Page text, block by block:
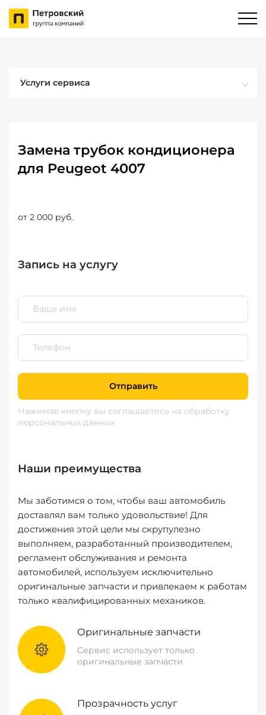
Услуги сервиса
Замена трубок кондиционера
для Peugeot 4007
от 2 000 руб.
Запись на услугу
Отправить
Нажимая кнопку вы соглашаетесь на обработку
персональных данных
Наши преимущества
Мы заботимся о том, чтобы ваш автомобиль
доставлял вам только удовольствие! Для
достижения этой цели мы скрупулезно
выполняем, разработанный производителем,
регламент обслуживания и ремонта
автомобилей, используем исключительно
оригинальные запчасти и привлекаем к работам
только квалифицированных механиков.
Оригинальные запчасти
Сервис использует только
оригинальные запчасти
Прозрачность услуг